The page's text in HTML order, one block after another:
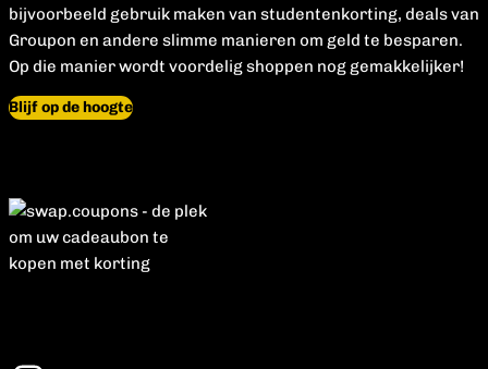
bijvoorbeeld gebruik maken van studentenkorting, deals van
Groupon en andere slimme manieren om geld te besparen.
Op die manier wordt voordelig shoppen nog gemakkelijker!
Blijf op de hoogte